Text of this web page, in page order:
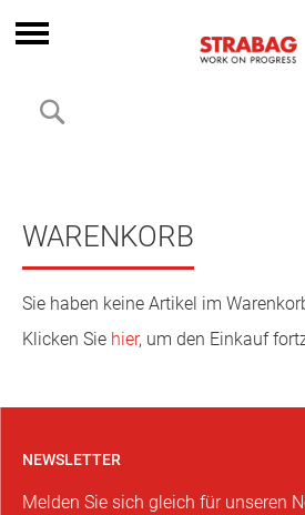
zum
Navigation
WARENKORB
Sie haben keine Artikel im
Klicken Sie hier, um den Einkauf
NEWSLETTER
Melden Sie sich gleich für unseren